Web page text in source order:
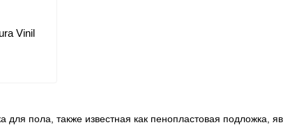
для пола, также известная как пенопластовая подложка,
Vinil